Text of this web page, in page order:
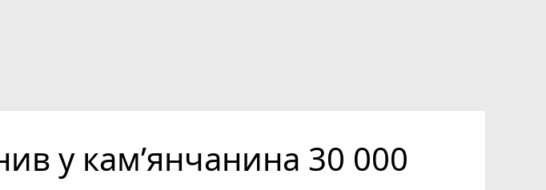
у кам’янчанина 30 000